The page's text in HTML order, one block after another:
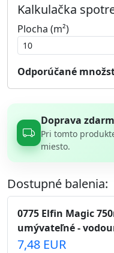
Kalkulačka
Plocha (m²)
Odporúčané
Doprava
Pri tomto
miesto.
Dostupné balenia:
0775 Elfin Magic
umývateľné -
7,48 EUR